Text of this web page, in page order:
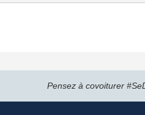
Pensez à covoiturer